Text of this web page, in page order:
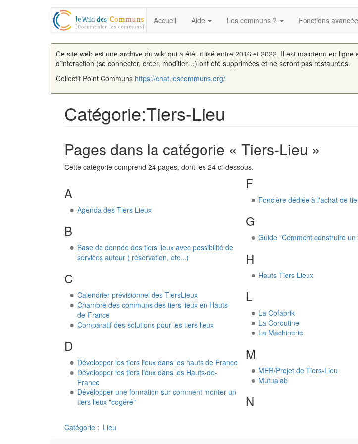
Accueil Aide Les communs ? Fonctions
Ce site web est une archive du wiki qui a été utilisé entre 2016 et 2022. Il est maintenu en
d’interaction (se connecter, créer, modifier…) ont été supprimées et ne seront pas restaurées.
Collectif Point Communs https://chat.lescommuns.org/
Catégorie:Tiers-Lieu
Pages dans la catégorie « Tiers-Lieu »
Cette catégorie comprend 24 pages, dont les 24 ci-dessous.
A
Agenda des Tiers Lieux
B
Base de donnée des tiers lieux avec possibilité de
services autour ( réservation, etc...)
C
Calendrier prévisionnel des TiersLieux
Chambre des communs des tiers lieux en Hauts-
de-France
Comparatif des solutions pour les tiers lieux
D
Développer les tiers lieux dans les hauts de France
Développer les tiers lieux dans les Hauts-de-
France
Développer une formation sur comment monter un
tiers lieux "cogéré"
F
Foncière dédiée à l'achat de
G
Guide "Comment construire un
H
Hauts Tiers Lieux
L
La Cofabrik
La Coroutine
La Machinerie
M
MER/Projet de Tiers-Lieu
Mutualab
N
Catégorie : Lieu